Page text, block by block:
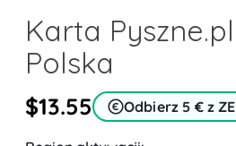
Karta
Polska
$13.55 Odbierz 5 € z